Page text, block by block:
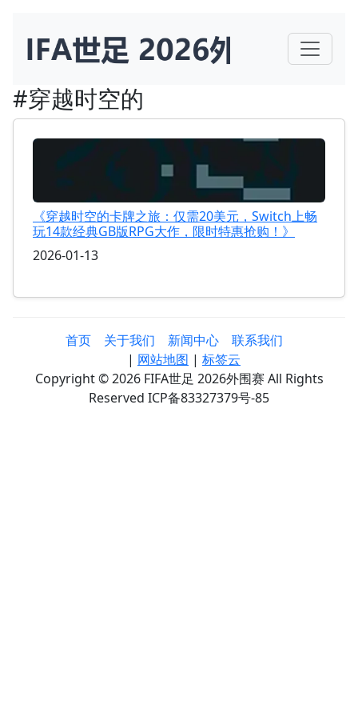
#穿越时空的
《穿越时空的卡牌之旅：仅需20美元，Switch上畅
玩14款经典GB版RPG大作，限时特惠抢购！》
2026-01-13
首页 关于我们 新闻中心
联系我们
| 网站地图 | 标签云
Copyright © 2026 FIFA世足 2026外围赛 All Rights
Reserved ICP备83327379号-85